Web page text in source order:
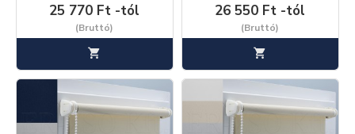
25 770 Ft -tól
(Bruttó)
26 550 Ft -tól
(Bruttó)